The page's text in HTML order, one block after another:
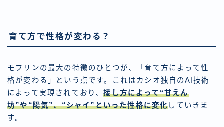
育て方で性格が変わる？
モフリンの最大の特徴のひとつが、「育て方によって性
格が変わる」という点です。これはカシオ独自のAI技術
によって実現されており、接し方によって“甘えん
坊”や“陽気”、“シャイ”といった性格に変化していきま
す。